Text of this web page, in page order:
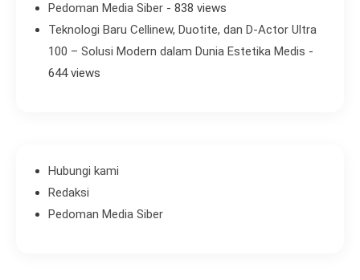
Pedoman Media Siber - 838 views
Teknologi Baru Cellinew, Duotite, dan D-Actor Ultra
100 – Solusi Modern dalam Dunia Estetika Medis -
644 views
Hubungi kami
Redaksi
Pedoman Media Siber